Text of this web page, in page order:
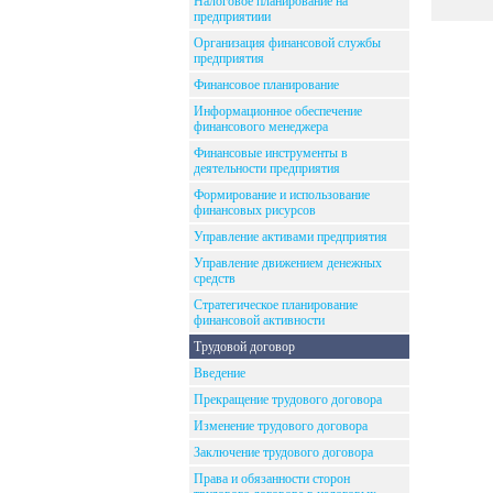
предприятиии
Организация финансовой службы
предприятия
Финансовое планирование
Информационное обеспечение
финансового менеджера
Финансовые инструменты в
деятельности предприятия
Формирование и использование
финансовых рисурсов
Управление активами предприятия
Управление движением денежных
средств
Стратегическое планирование
финансовой активности
Трудовой договор
Введение
Прекращение трудового договора
Изменение трудового договора
Заключение трудового договора
Права и обязанности сторон